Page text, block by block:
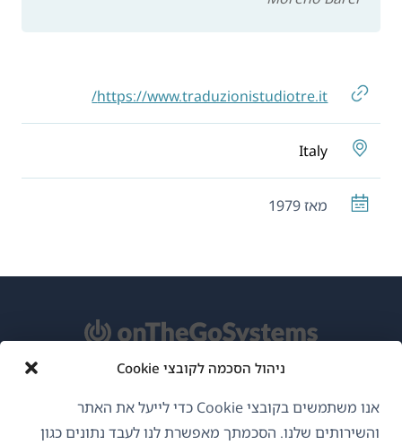
ניהול הסכמה לקובצי Cookie
אנו משתמשים בקובצי Cookie כדי לייעל את האתר
והשירותים שלנו. הסכמתך מאפשרת לנו לעבד נתונים כגון
https://www.traduzionistudiotre.it/
Italy
מאז 1979
GDPR ומדיניות פרטיות